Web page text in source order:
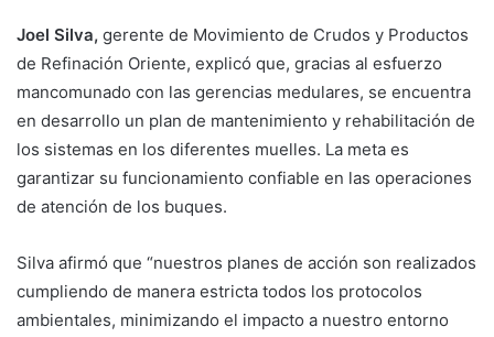
Joel Silva, gerente de Movimiento de Crudos y Productos
de Refinación Oriente, explicó que, gracias al esfuerzo
mancomunado con las gerencias medulares, se encuentra
en desarrollo un plan de mantenimiento y rehabilitación de
los sistemas en los diferentes muelles. La meta es
garantizar su funcionamiento confiable en las operaciones
de atención de los buques.
Silva afirmó que “nuestros planes de acción son realizados
cumpliendo de manera estricta todos los protocolos
ambientales, minimizando el impacto a nuestro entorno